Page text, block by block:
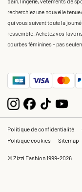
recherchiez une nouvelle
qui vous suivent toute la
ressemble. Achetez vos
courbes féminines – pas
Politique de confidentialité
Politique cookies
Sitemap
© Zizzi Fashion 1999-2026